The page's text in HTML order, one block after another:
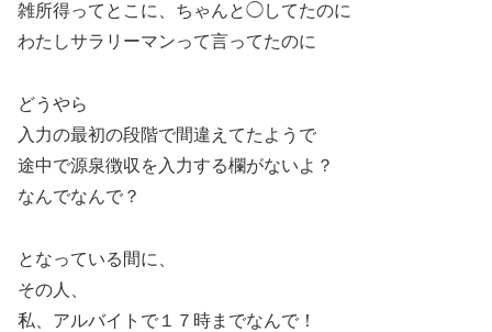
雑所得ってとこに、ちゃんと◯してたのに
わたしサラリーマンって言ってたのに
どうやら
入力の最初の段階で間違えてたようで
途中で源泉徴収を入力する欄がないよ？
なんでなんで？
となっている間に、
その人、
私、アルバイトで１７時までなんで！